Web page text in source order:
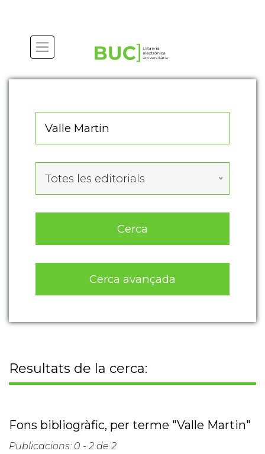
Totes les editorials
Cerca
Cerca avançada
Resultats de la cerca:
Fons bibliogràfic, per terme "Valle Martin"
Publicacions: 0 - 2 de 2